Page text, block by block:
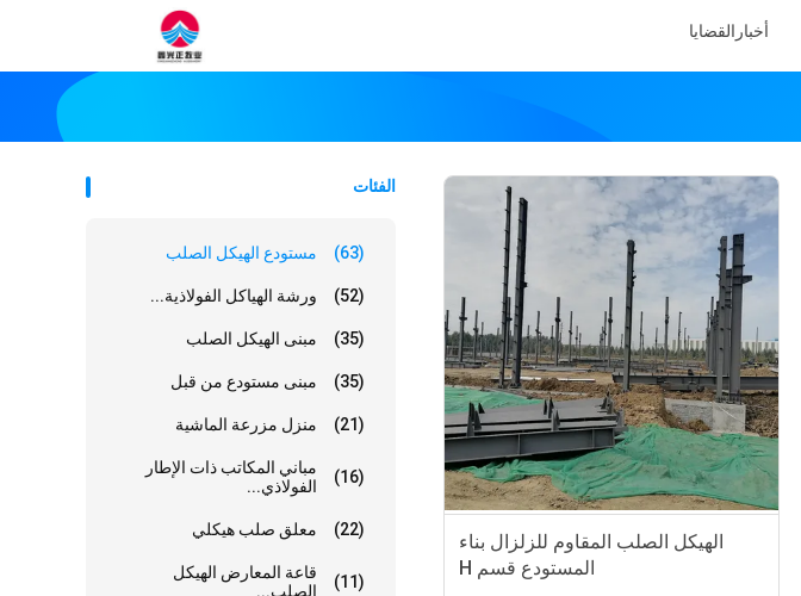
أخبار القضايا
الفئات
مستودع الهيكل الصلب (63)
ورشة الهياكل الفولاذية... (52)
مبنى الهيكل الصلب (35)
مبنى مستودع من قبل (35)
منزل مزرعة الماشية (21)
مباني المكاتب ذات الإطار
الفولاذي...
(16)
معلق صلب هيكلي (22)
قاعة المعارض الهيكل
الصلب...
(11)
الهيكل الصلب المقاوم للزلزال بناء
المستودع قسم H